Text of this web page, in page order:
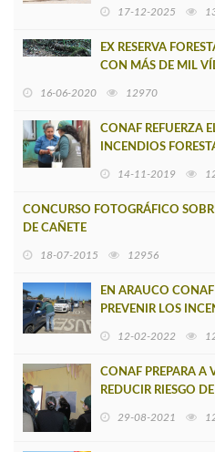
17-12-2025
EX RESERVA
CON MÁS DE MIL
16-06-2020 12970
CONAF REFUERZA
INCENDIOS
14-11-2019
CONCURSO FOTOGRÁFICO
DE CAÑETE
18-07-2015 12956
EN ARAUCO
PREVENIR LOS
12-02-2022
CONAF PREPARA A
REDUCIR RIESGO
29-08-2021